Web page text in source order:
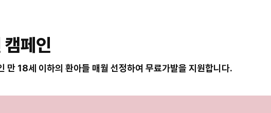
페인
만 18세 이하의 환아들 매월 선정하여 무료가발을 지원합니다.